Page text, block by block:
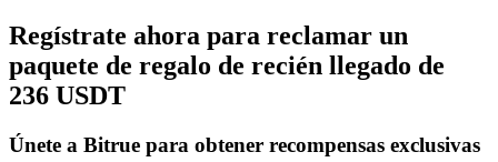
Bloqueos BTR
Regístrate ahora para reclamar un
paquete de regalo de recién llegado de
236 USDT
Únete a Bitrue para obtener recompensas exclusivas